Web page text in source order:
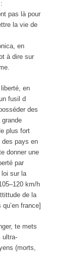
pas là pour
la vie de
en
à dire sur
en
fusil d
des
plus fort
des pays en
donner une
par
sur la
km/h
de la
france]
te mets
ultra-
(morts,